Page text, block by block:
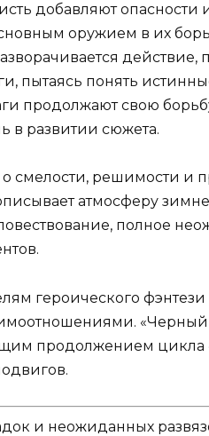
добавляют опасности
оружием в их
действие,
пытаясь понять
продолжают свою
в развитии сюжета.
смелости, решимости и
атмосферу
полное
героического
«Черный
продолжением цикла
и неожиданных